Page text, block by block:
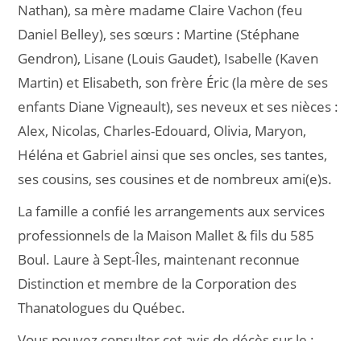
Nathan), sa mère madame Claire Vachon (feu
Daniel Belley), ses sœurs : Martine (Stéphane
Gendron), Lisane (Louis Gaudet), Isabelle (Kaven
Martin) et Elisabeth, son frère Éric (la mère de ses
enfants Diane Vigneault), ses neveux et ses nièces :
Alex, Nicolas, Charles-Edouard, Olivia, Maryon,
Héléna et Gabriel ainsi que ses oncles, ses tantes,
ses cousins, ses cousines et de nombreux ami(e)s.
La famille a confié les arrangements aux services
professionnels de la Maison Mallet & fils du 585
Boul. Laure à Sept-Îles, maintenant reconnue
Distinction et membre de la Corporation des
Thanatologues du Québec.